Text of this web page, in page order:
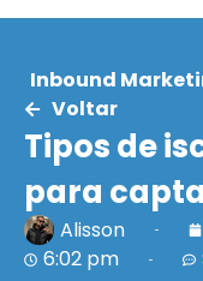
Inbound
Voltar
Tipos de
para
Alisson
6:02 pm